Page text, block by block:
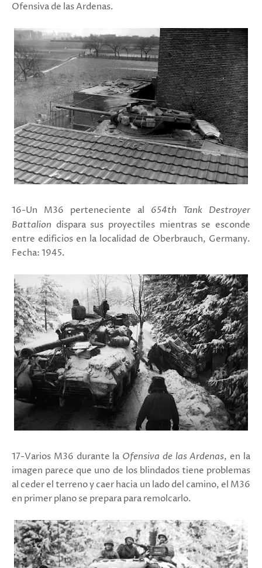
Ofensiva de las Ardenas.
16-Un M36 perteneciente al 654th Tank Destroyer
Battalion dispara sus proyectiles mientras se esconde
entre edificios en la localidad de Oberbrauch, Germany.
Fecha: 1945.
17-Varios M36 durante la Ofensiva de las Ardenas, en la
imagen parece que uno de los blindados tiene problemas
al ceder el terreno y caer hacia un lado del camino, el M36
en primer plano se prepara para remolcarlo.